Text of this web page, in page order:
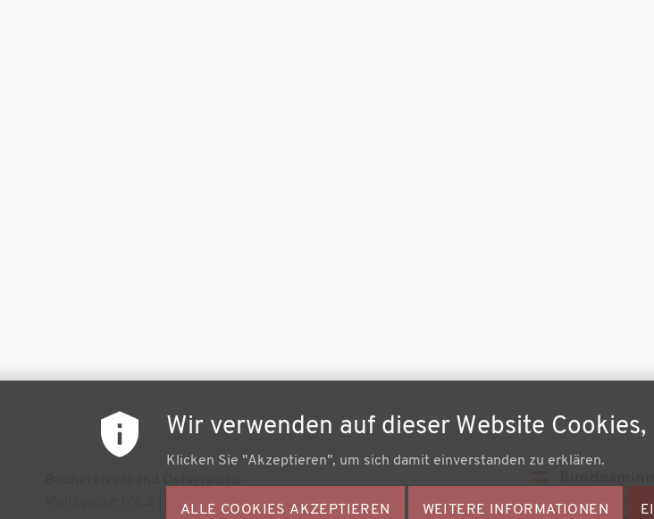
Mohsgasse 1/2.2 | A-1030 Wien
Wir verwenden auf dieser Website
Klicken Sie "Akzeptieren", um sich damit einverstanden zu erklären.
ALLE COOKIES AKZEPTIEREN WEITERE INFORMATIONEN